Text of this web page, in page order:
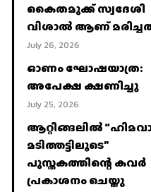
കൈതമുക്ക് സ്വദേശി
വിശാല്‍ ആണ്
July 26, 2026
ഓണം ഘോഷയാത്ര:
അപേക്ഷ ക്ഷണിച്ചു
July 25, 2026
ആറ്റിങ്ങലിൽ
മടിത്തട്ടിലൂടെ”
പുസ്തകത്തിന്റെ കവർ
പ്രകാശനം ചെയ്തു